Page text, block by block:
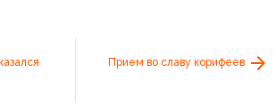
Прием во славу корифеев